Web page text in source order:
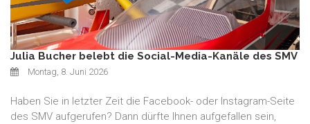
Julia Bucher belebt die Social-Media-Kanäle des SMV
Montag, 8. Juni 2026
Haben Sie in letzter Zeit die Facebook- oder Instagram-Seite
des SMV aufgerufen? Dann dürfte Ihnen aufgefallen sein,